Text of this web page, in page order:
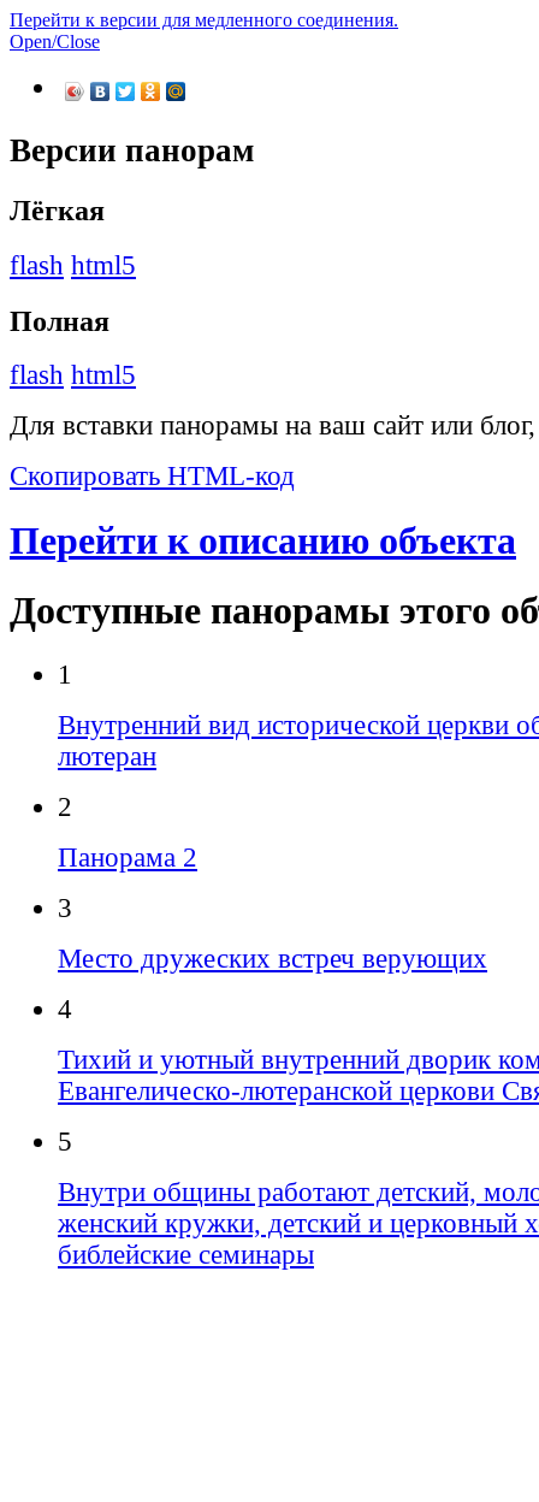
Перейти к версии для медленного соединения.
Open/Close
Версии панорам
Лёгкая
flash html5
Полная
flash html5
Для вставки панорамы на ваш сайт или
Скопировать HTML-код
Перейти к описанию объекта
Доступные панорамы этого
1
Внутренний вид исторической церкви
лютеран
2
Панорама 2
3
Место дружеских встреч верующих
4
Тихий и уютный внутренний дворик
Евангелическо-лютеранской церкови
5
Внутри общины работают детский,
женский кружки, детский и церковный
библейские семинары